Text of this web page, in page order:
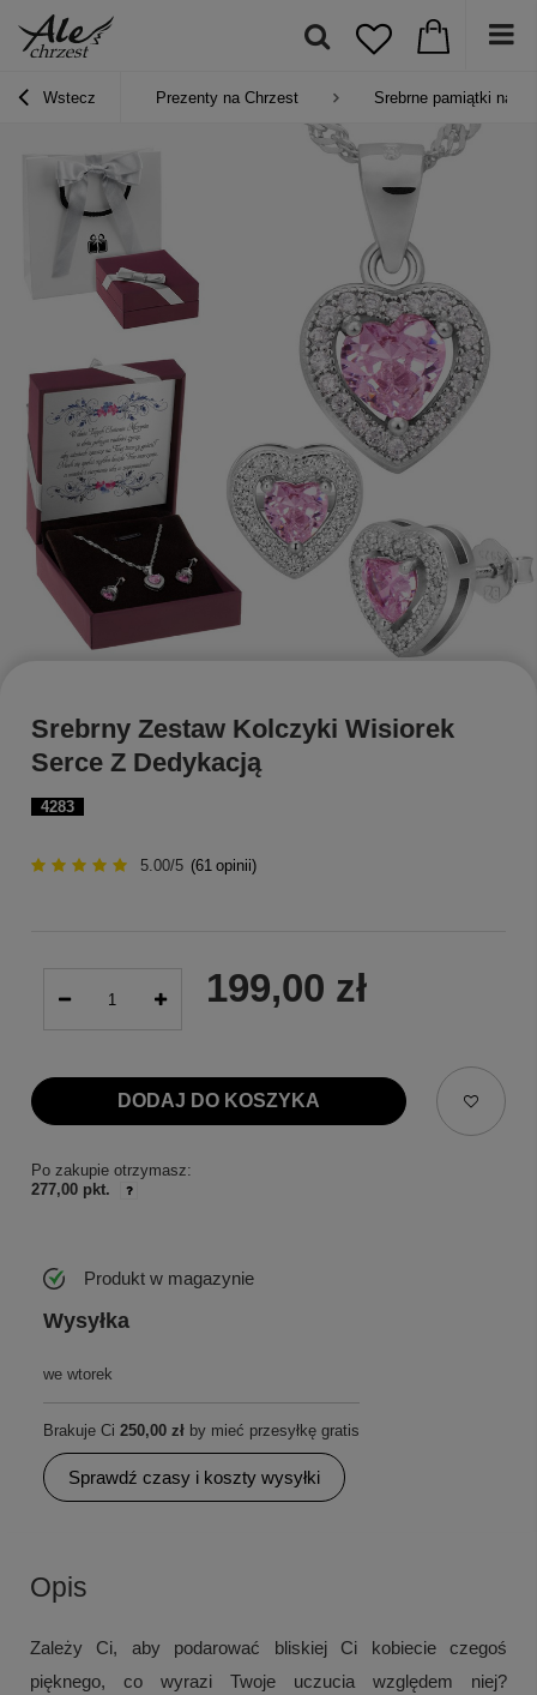
Wstecz Prezenty na Chrzest Srebrne pamiątki na
4283
Srebrny Zestaw Kolczyki Wisiorek
Serce Z Dedykacją
5.00/5 (61 opinii)
199,00 zł
DODAJ DO KOSZYKA
Po zakupie otrzymasz:
277,00 pkt.
Produkt w magazynie
Wysyłka
we wtorek
Brakuje Ci 250,00 zł by mieć przesyłkę gratis
Sprawdź czasy i koszty wysyłki
Opis
Zależy Ci, aby podarować bliskiej Ci kobiecie czegoś
pięknego, co wyrazi Twoje uczucia względem niej?